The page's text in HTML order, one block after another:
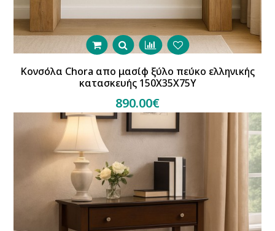
Κονσόλα Chora απο μασίφ ξύλο πεύκο ελληνικής
κατασκευής 150Χ35Χ75Υ
890.00€